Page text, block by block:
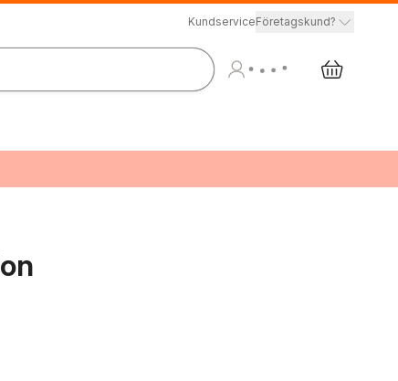
KundserviceFöretagskund?